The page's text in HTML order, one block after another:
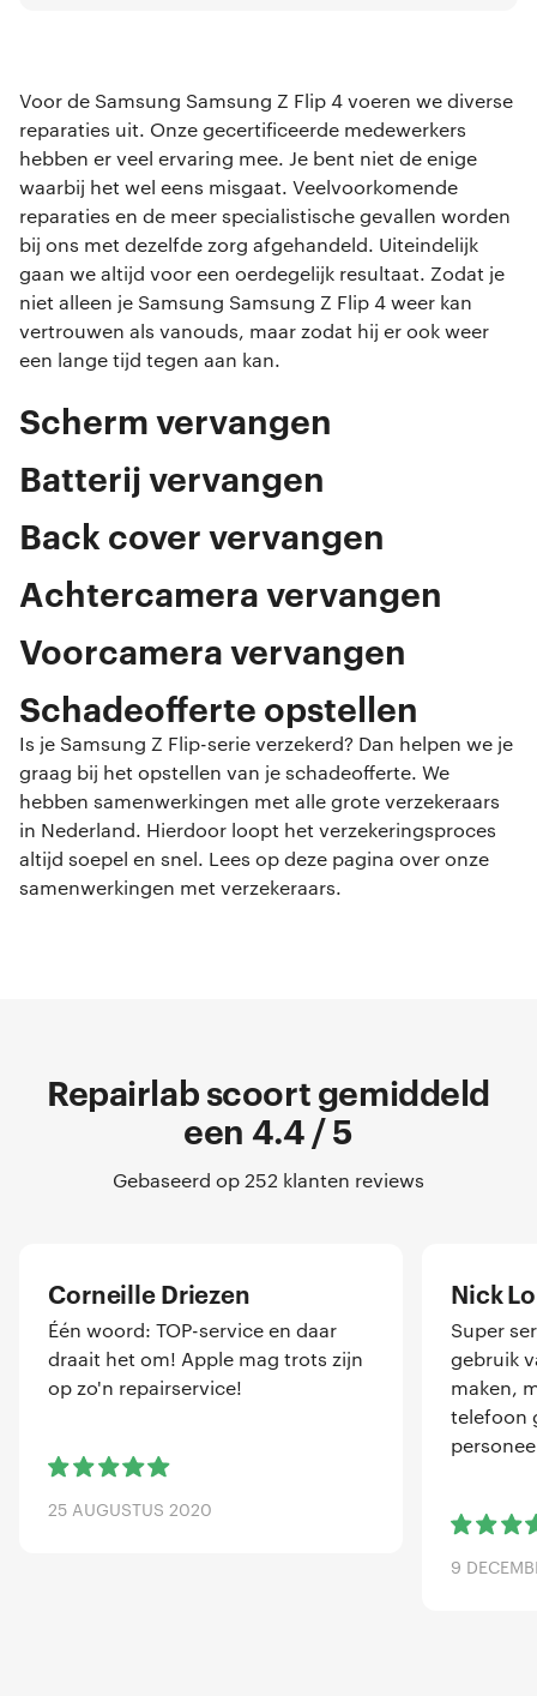
Voor de Samsung Samsung Z Flip 4 voeren we diverse
reparaties uit. Onze gecertificeerde medewerkers
hebben er veel ervaring mee. Je bent niet de enige
waarbij het wel eens misgaat. Veelvoorkomende
reparaties en de meer specialistische gevallen worden
bij ons met dezelfde zorg afgehandeld. Uiteindelijk
gaan we altijd voor een oerdegelijk resultaat. Zodat je
niet alleen je Samsung Samsung Z Flip 4 weer kan
vertrouwen als vanouds, maar zodat hij er ook weer
een lange tijd tegen aan kan.
Scherm vervangen
Batterij vervangen
Back cover vervangen
Achtercamera vervangen
Voorcamera vervangen
Schadeofferte opstellen
Is je Samsung Z Flip-serie verzekerd? Dan helpen we je
graag bij het opstellen van je schadeofferte. We
hebben samenwerkingen met alle grote verzekeraars
in Nederland. Hierdoor loopt het verzekeringsproces
altijd soepel en snel. Lees op deze pagina over onze
samenwerkingen met verzekeraars.
Repairlab scoort gemiddeld
een 4.4 / 5
Gebaseerd op 252 klanten reviews
Corneille Driezen
Één woord: TOP-service en daar
draait het om! Apple mag trots zijn
op zo'n repairservice!
25 AUGUSTUS 2020
Nick
Super
gebruik
maken,
telefoon
9